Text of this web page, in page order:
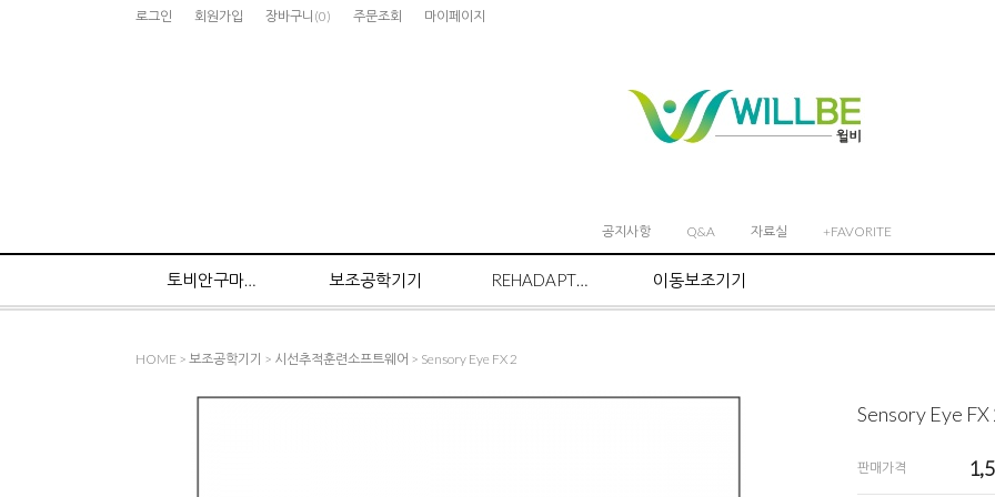
로그인 회원가입 장바구니 (0) 주문조회 마이페이지
공지사항 Q&A 자료실 +FAVORITE
토비안구마우스 보조공학기기 REHADAPT마운트 시스템 이동보조기기
HOME > 보조공학기기 > 시선추적훈련소프트웨어 > Sensory Eye FX 2
Sensory Eye FX
판매가격